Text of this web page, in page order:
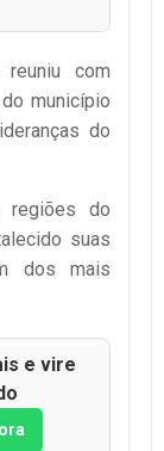
com
município
do
regiões do
suas
dos mais
e vire